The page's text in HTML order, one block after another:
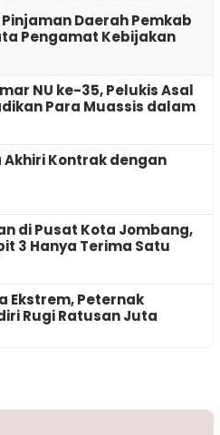
Daerah Pemkab
Pengamat Kebijakan
NU ke-35, Pelukis Asal
Para Muassis dalam
Kontrak dengan
di Pusat Kota Jombang,
3 Hanya Terima Satu
Ekstrem, Peternak
Rugi Ratusan Juta